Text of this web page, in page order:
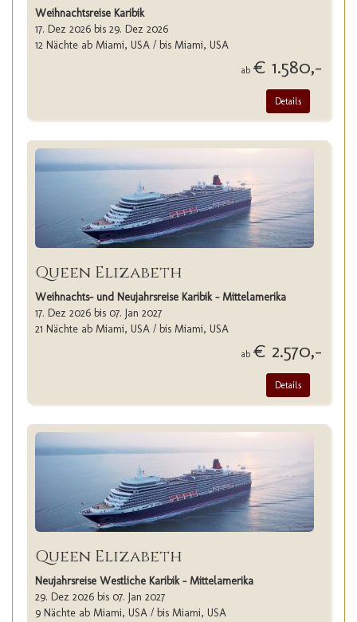
Weihnachtsreise Karibik
17. Dez 2026 bis 29. Dez 2026
12 Nächte ab Miami, USA / bis Miami, USA
ab € 1.580,-
Details
Queen Elizabeth
Weihnachts- und Neujahrsreise Karibik - Mittelamerika
17. Dez 2026 bis 07. Jan 2027
21 Nächte ab Miami, USA / bis Miami, USA
ab € 2.570,-
Details
Queen Elizabeth
Neujahrsreise Westliche Karibik - Mittelamerika
29. Dez 2026 bis 07. Jan 2027
9 Nächte ab Miami, USA / bis Miami, USA